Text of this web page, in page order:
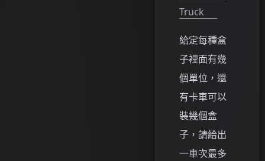
Truck
給定每種盒
子裡面有幾
個單位，還
有卡車可以
裝幾個盒
子，請給出
一車次最多